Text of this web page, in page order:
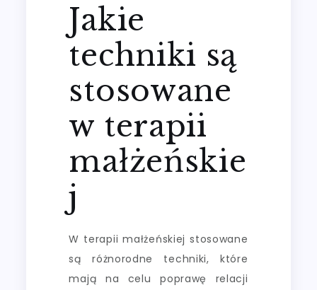
Jakie
techniki są
stosowane
w terapii
małżeńskie
j
W terapii małżeńskiej stosowane
są różnorodne techniki, które
mają na celu poprawę relacji